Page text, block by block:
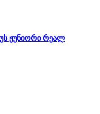
ჟუნიორი რეალ